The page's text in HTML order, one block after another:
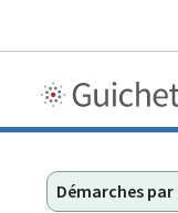
Démarches